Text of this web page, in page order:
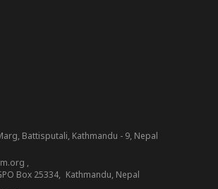
Battisputali, Kathmandu - 9, Nepal
,
Box 25334, Kathmandu, Nepal